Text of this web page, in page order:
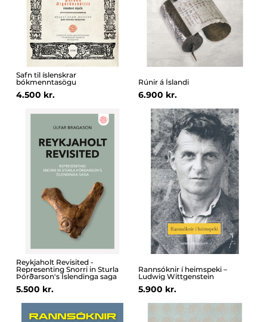
Safn til íslenskrar
bókmenntasögu
4.500 kr.
Rúnir á Íslandi
6.900 kr.
Reykjaholt Revisited -
Representing Snorri in Sturla
Þórðarson's Íslendinga saga
5.500 kr.
Rannsóknir í heimspeki –
Ludwig Wittgenstein
5.900 kr.